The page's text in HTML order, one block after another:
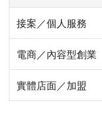
接案／個人服務
電商／內容型創業
實體店面／加盟